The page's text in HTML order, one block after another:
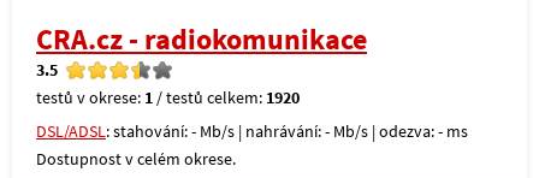
CRA.cz - radiokomunikace
3.5
testů v okrese: 1 / testů celkem: 1920
DSL/ADSL: stahování: - Mb/s | nahrávání: - Mb/s | odezva: - ms
Dostupnost v celém okrese.